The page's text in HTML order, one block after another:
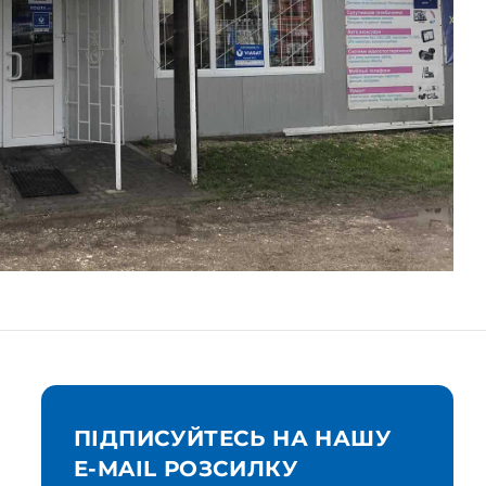
ПІДПИСУЙТЕСЬ НА НАШУ
E-MAIL РОЗСИЛКУ